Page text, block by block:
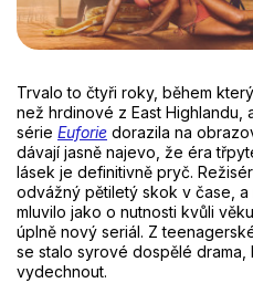
Trvalo to čtyři roky, během
než hrdinové z East Highlandu,
série Euforie dorazila na
dávají jasně najevo, že éra
lásek je definitivně pryč.
odvážný pětiletý skok v čase,
mluvilo jako o nutnosti kvůli
úplně nový seriál. Z
se stalo syrové dospělé drama,
vydechnout.